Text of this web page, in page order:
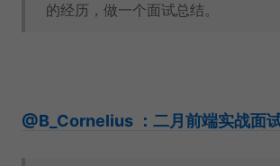
的经历，做一个面试总结。
@B_Cornelius ：二月前端实战面